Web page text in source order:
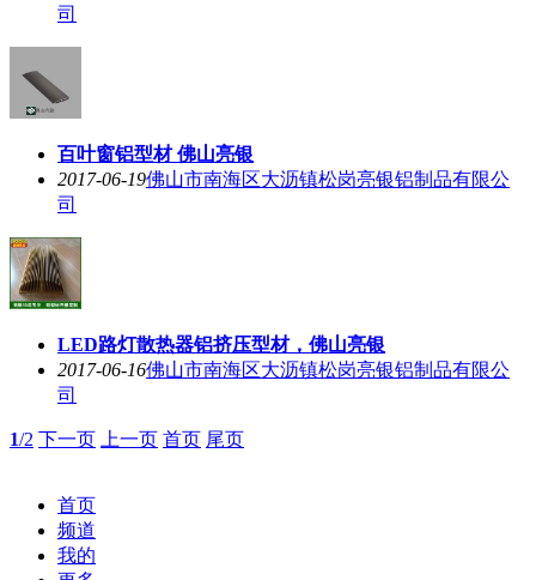
司
百叶窗铝型材 佛山亮银
2017-06-19佛山市南海区大沥镇松岗亮银铝制品有限公
司
LED路灯散热器铝挤压型材，佛山亮银
2017-06-16佛山市南海区大沥镇松岗亮银铝制品有限公
司
1/2 下一页 上一页 首页 尾页
首页
频道
我的